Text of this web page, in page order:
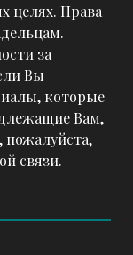
целях. Права
за
Вы
которые
Вам,
связи.